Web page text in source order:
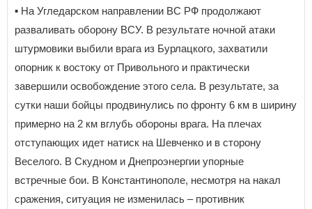
▪️ На Угледарском направлении ВС РФ продолжают
разваливать оборону ВСУ. В результате ночной атаки
штурмовики выбили врага из Бурлацкого, захватили
опорник к востоку от Привольного и практически
завершили освобождение этого села. В результате, за
сутки наши бойцы продвинулись по фронту 6 км в ширину
примерно на 2 км вглубь обороны врага. На плечах
отступающих идет натиск на Шевченко и в сторону
Веселого. В Скудном и Днепроэнергии упорные
встречные бои. В Константинополе, несмотря на накал
сражения, ситуация не изменилась – противник